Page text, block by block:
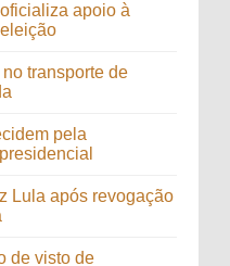
apoio à
transporte de
pela
Lula após revogação
de visto de